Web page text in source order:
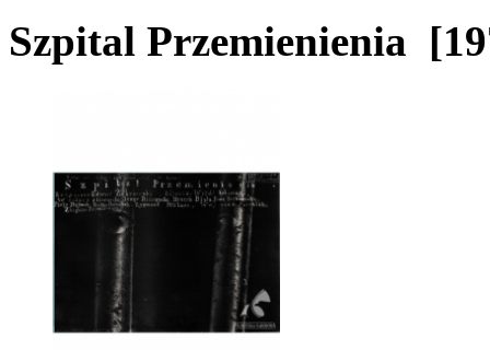
Szpital Przemienienia